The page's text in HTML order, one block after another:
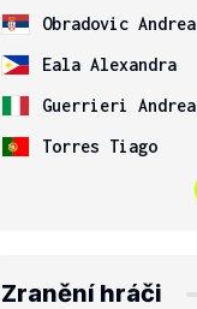
Obradovic Andrea
Eala Alexandra
Guerrieri Andrea
Torres Tiago
Zranění hráči